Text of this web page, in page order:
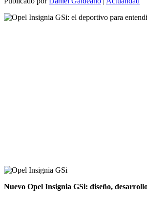
Nuevo Opel Insignia GSi: diseño,